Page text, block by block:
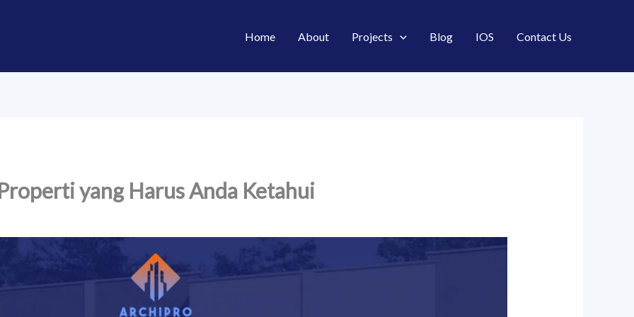
Home About Projects Blog IOS Contact Us
yang Harus Anda Ketahui